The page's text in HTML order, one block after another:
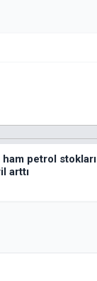
petrol stokları
arttı